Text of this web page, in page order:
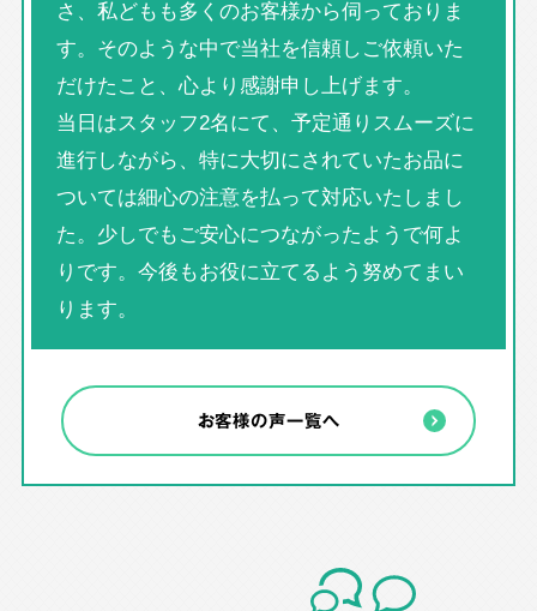
さ、私どもも多くのお客様から伺っておりま
す。そのような中で当社を信頼しご依頼いた
だけたこと、心より感謝申し上げます。
当日はスタッフ2名にて、予定通りスムーズに
進行しながら、特に大切にされていたお品に
ついては細心の注意を払って対応いたしまし
た。少しでもご安心につながったようで何よ
りです。今後もお役に立てるよう努めてまい
ります。
お客様の声一覧へ